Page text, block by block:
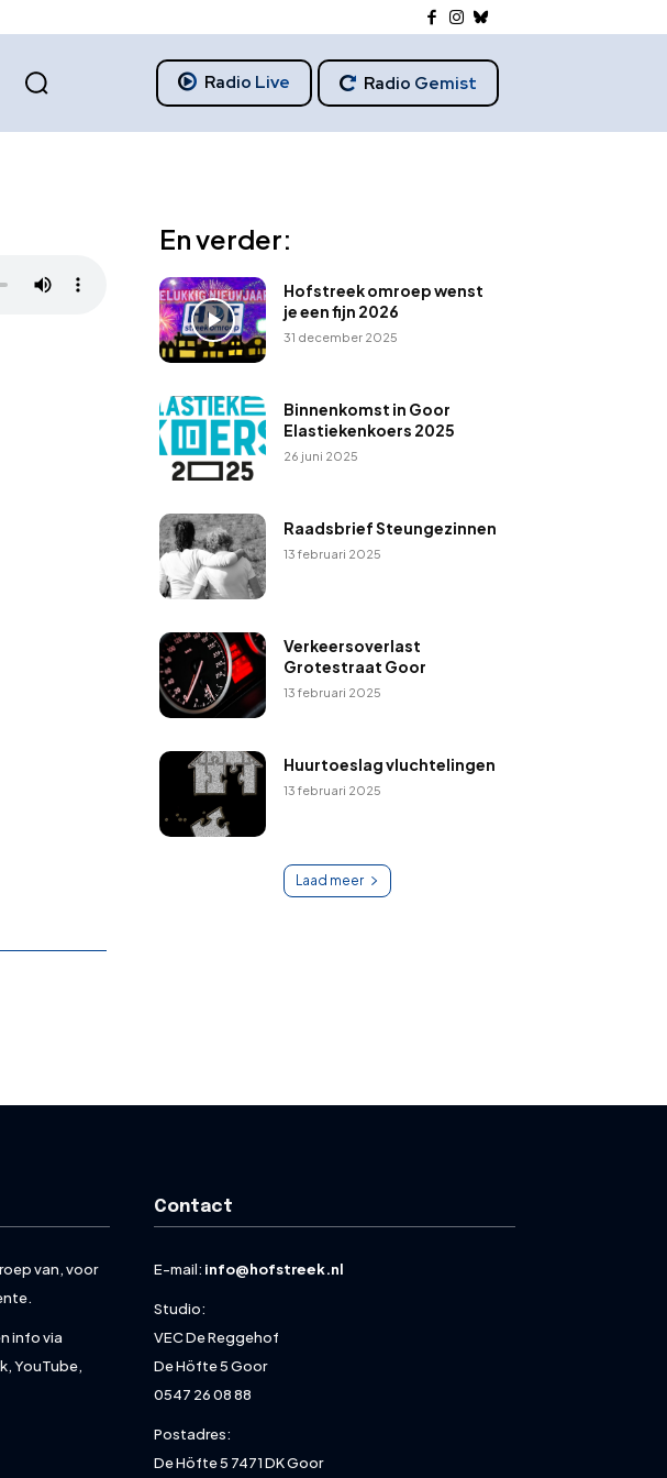
Radio Live Radio Gemist
En verder:
Hofstreek omroep wenst
je een fijn 2026
31 december 2025
Binnenkomst in Goor
Elastiekenkoers 2025
26 juni 2025
Raadsbrief Steungezinnen
13 februari 2025
Verkeersoverlast
Grotestraat Goor
13 februari 2025
Huurtoeslag vluchtelingen
13 februari 2025
Laad meer
van, voor
info via
YouTube,
Contact
E-mail: info@hofstreek.nl
Studio:
VEC De Reggehof
De Höfte 5 Goor
0547 26 08 88
Postadres:
De Höfte 5 7471 DK Goor